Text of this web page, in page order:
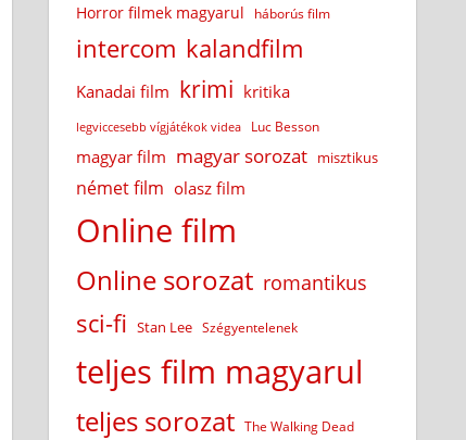
Horror filmek magyarul háborús film
intercom kalandfilm
Kanadai film krimi kritika
legviccesebb vígjátékok videa Luc Besson
magyar film magyar sorozat misztikus
német film olasz film
Online film
Online sorozat romantikus
sci-fi Stan Lee Szégyentelenek
teljes film magyarul
teljes sorozat The Walking Dead